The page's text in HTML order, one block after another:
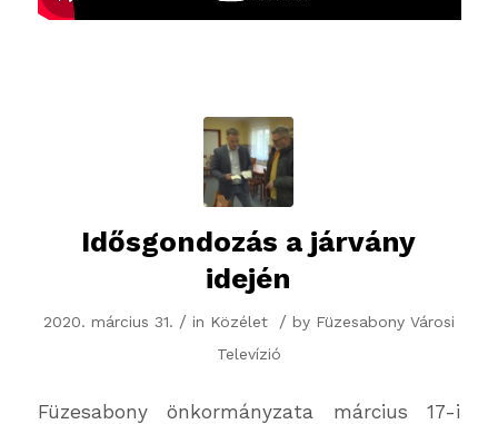
Idősgondozás a járvány
idején
2020. március 31. / in Közélet / by Füzesabony Városi
Televízió
Füzesabony önkormányzata március 17-i